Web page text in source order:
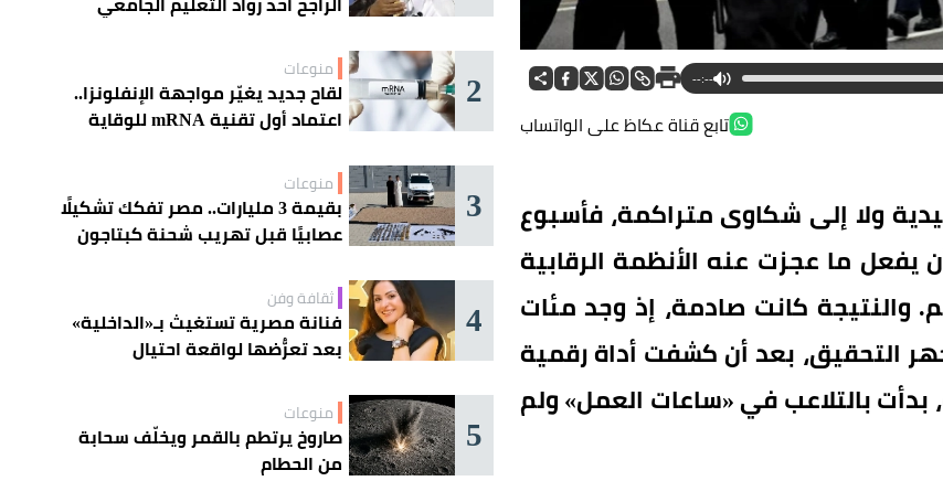
--:--
تابع قناة عكاظ على الواتساب
ولا إلى شكاوى متراكمة، فأسبوع
يفعل ما عجزت عنه الأنظمة الرقابية
والنتيجة كانت صادمة، إذ وجد مئات
التحقيق، بعد أن كشفت أداة رقمية
بالتلاعب في «ساعات العمل» ولم
2 منوعات
لقاح جديد يغيّر مواجهة الإنفلونزا..
اعتماد أول تقنية mRNA للوقاية
3 منوعات
بقيمة 3 مليارات.. مصر تفكك تشكيلًا
عصابيًا قبل تهريب شحنة كبتاجون
4 ثقافة وفن
فنانة مصرية تستغيث بـ«الداخلية»
بعد تعرُّضها لواقعة احتيال
5 منوعات
صاروخ يرتطم بالقمر ويخلّف سحابة
من الحطام